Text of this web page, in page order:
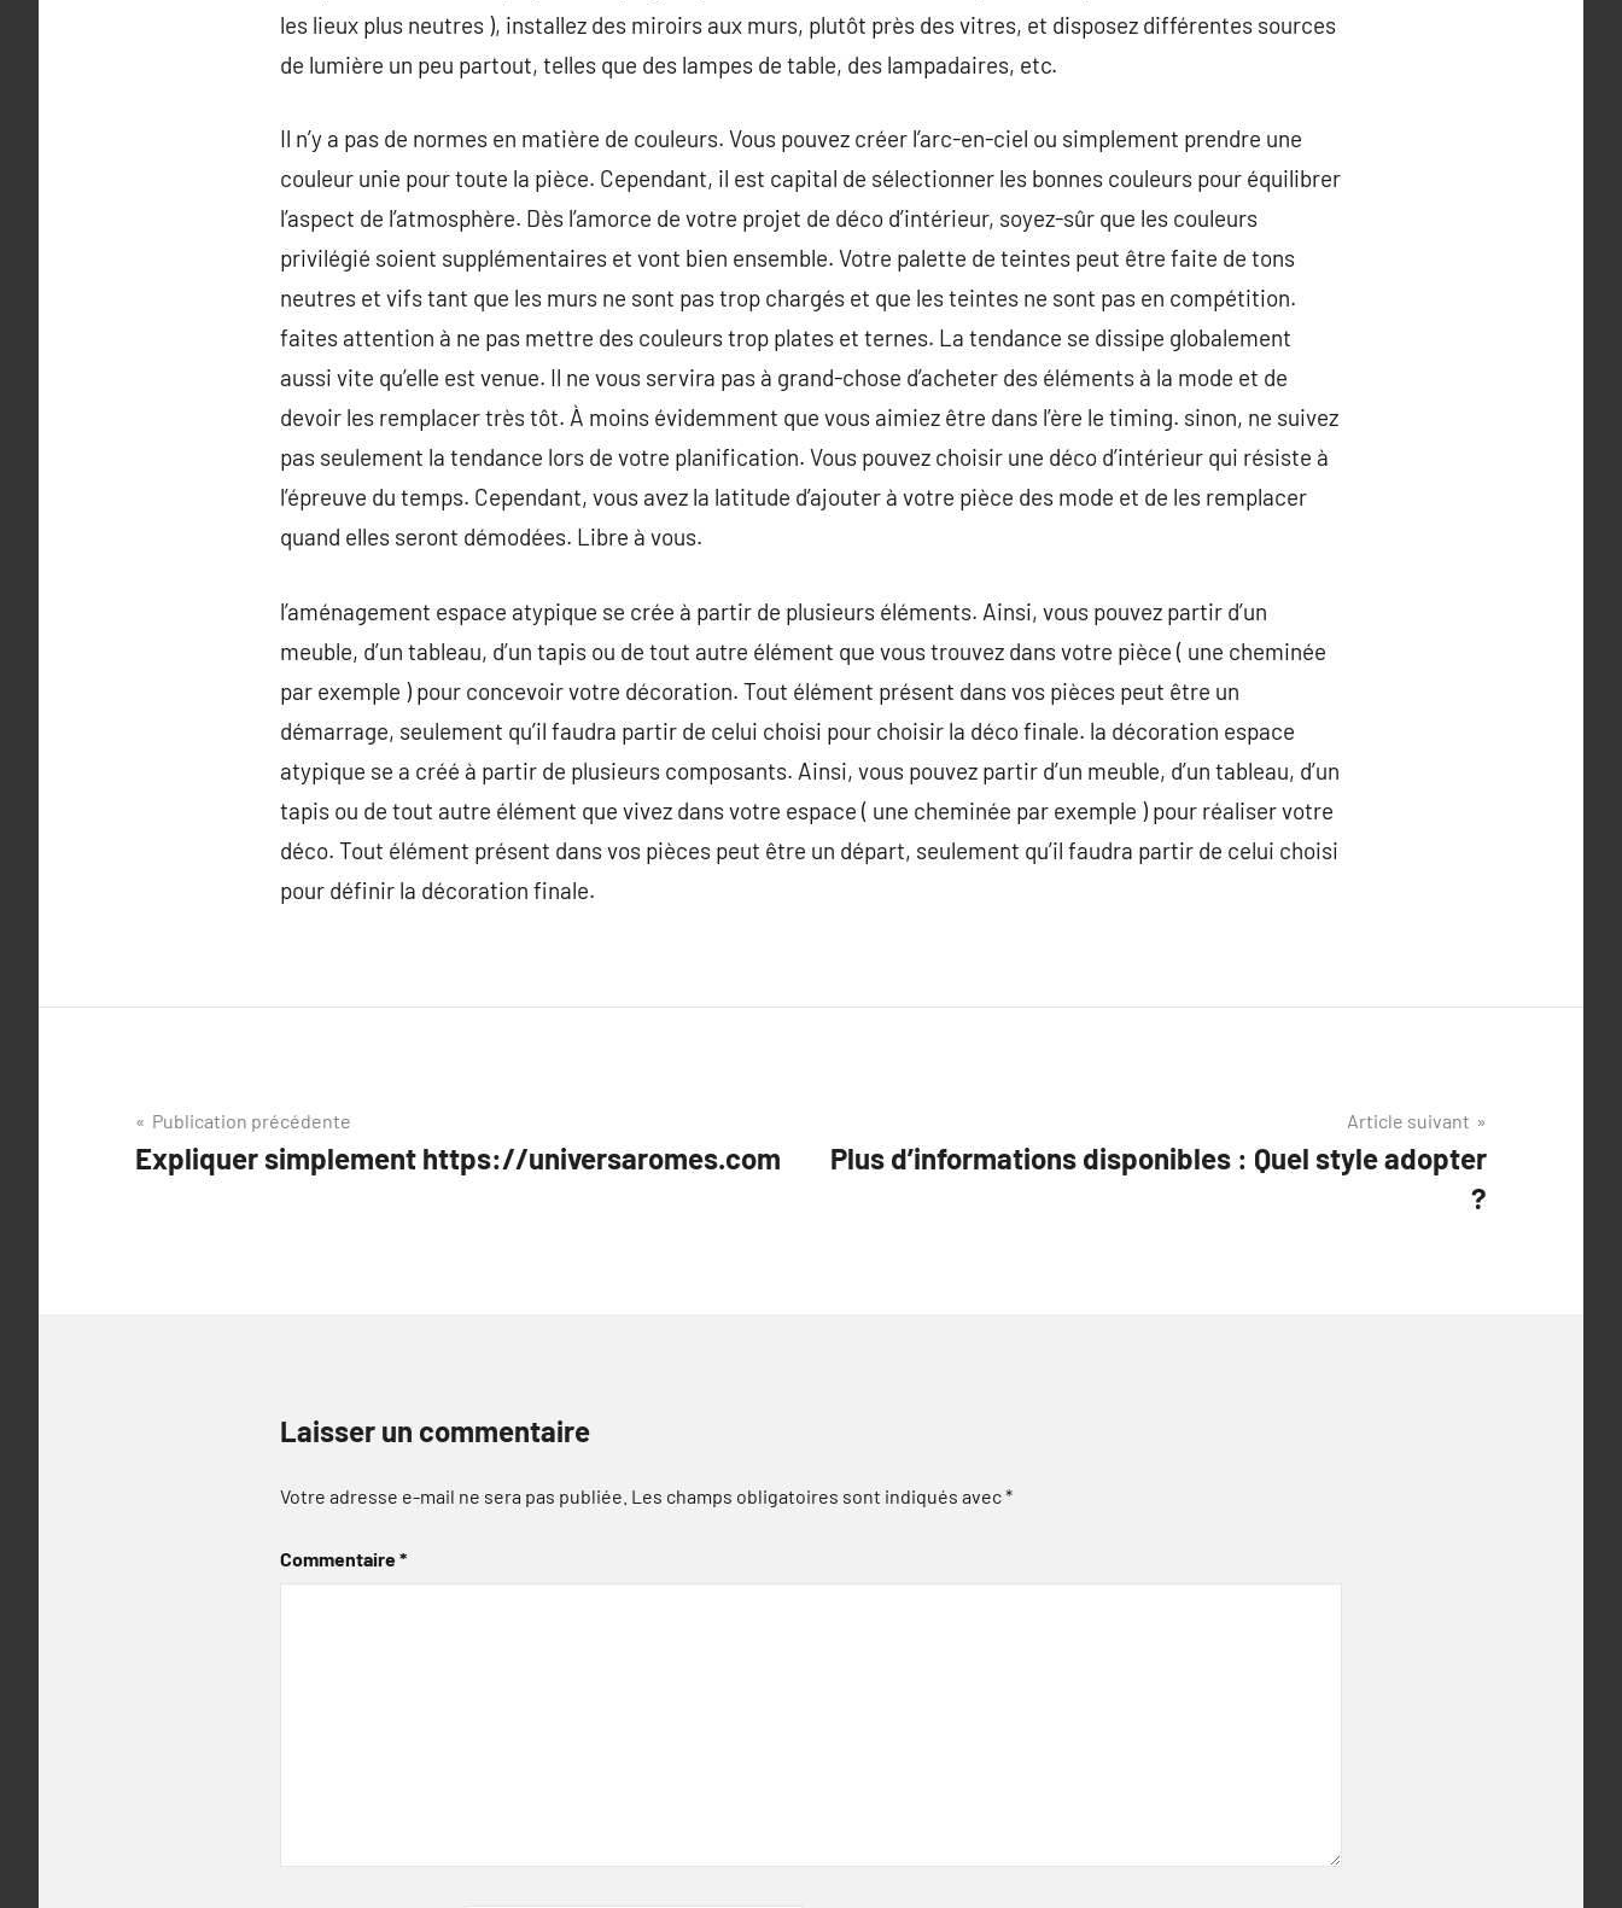
les lieux plus neutres ), installez des miroirs aux murs, plutôt près des vitres, et disposez différentes sources
de lumière un peu partout, telles que des lampes de table, des lampadaires, etc.
Il n’y a pas de normes en matière de couleurs. Vous pouvez créer l’arc-en-ciel ou simplement prendre une
couleur unie pour toute la pièce. Cependant, il est capital de sélectionner les bonnes couleurs pour équilibrer
l’aspect de l’atmosphère. Dès l’amorce de votre projet de déco d’intérieur, soyez-sûr que les couleurs
privilégié soient supplémentaires et vont bien ensemble. Votre palette de teintes peut être faite de tons
neutres et vifs tant que les murs ne sont pas trop chargés et que les teintes ne sont pas en compétition.
faites attention à ne pas mettre des couleurs trop plates et ternes. La tendance se dissipe globalement
aussi vite qu’elle est venue. Il ne vous servira pas à grand-chose d’acheter des éléments à la mode et de
devoir les remplacer très tôt. À moins évidemment que vous aimiez être dans l’ère le timing. sinon, ne suivez
pas seulement la tendance lors de votre planification. Vous pouvez choisir une déco d’intérieur qui résiste à
l’épreuve du temps. Cependant, vous avez la latitude d’ajouter à votre pièce des mode et de les remplacer
quand elles seront démodées. Libre à vous.
l’aménagement espace atypique se crée à partir de plusieurs éléments. Ainsi, vous pouvez partir d’un
meuble, d’un tableau, d’un tapis ou de tout autre élément que vous trouvez dans votre pièce ( une cheminée
par exemple ) pour concevoir votre décoration. Tout élément présent dans vos pièces peut être un
démarrage, seulement qu’il faudra partir de celui choisi pour choisir la déco finale. la décoration espace
atypique se a créé à partir de plusieurs composants. Ainsi, vous pouvez partir d’un meuble, d’un tableau, d’un
tapis ou de tout autre élément que vivez dans votre espace ( une cheminée par exemple ) pour réaliser votre
déco. Tout élément présent dans vos pièces peut être un départ, seulement qu’il faudra partir de celui choisi
pour définir la décoration finale.
Navigation
de
Publication précédente
Expliquer simplement https://universaromes.com
Article suivant
Plus d’informations disponibles : Quel style adopter
?
Laisser un commentaire
Votre adresse e-mail ne sera pas publiée. Les champs obligatoires sont indiqués avec*
Commentaire*